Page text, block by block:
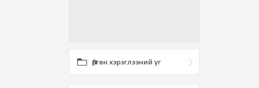
Өргөн хэрэглээний үг